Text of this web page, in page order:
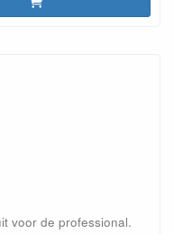
voor de professional.